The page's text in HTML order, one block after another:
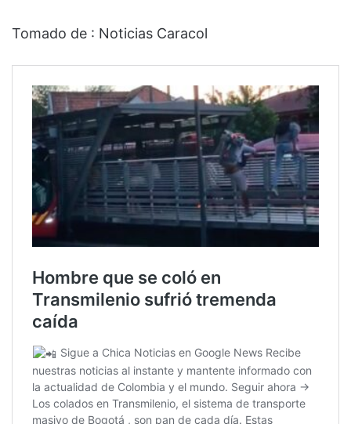
Tomado de : Noticias Caracol